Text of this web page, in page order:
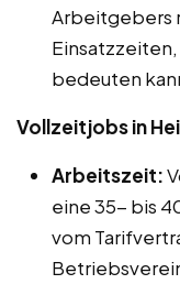
Arbeitgebers
bedeuten
Vollzeitjobs in
Arbeitszeit:
eine 35- bis
vom